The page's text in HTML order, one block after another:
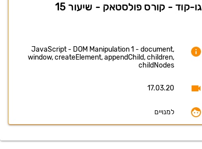
גו-קוד - קורס פולסטאק - שיעור 15
JavaScript - DOM Manipulation 1 - document,
window, createElement, appendChild, children,
childNodes
17.03.20
למנויים